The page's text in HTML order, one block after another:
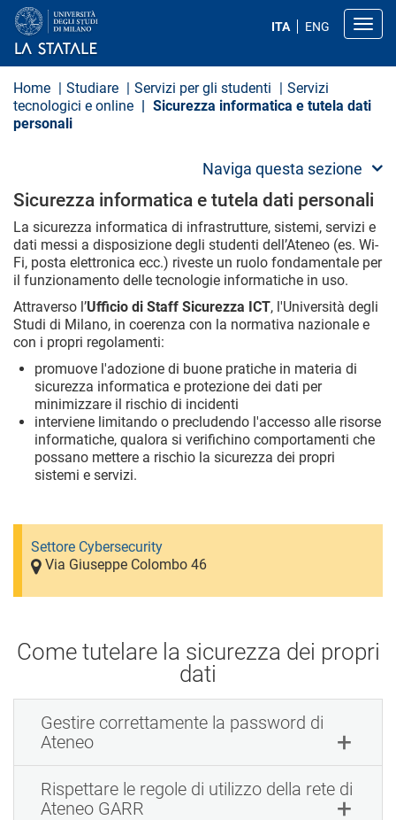
a
ITA ENG
Home Studiare Servizi per gli studenti
Servizi
tecnologici e online
Sicurezza informatica e tutela dati
personali
Naviga questa sezione
Sicurezza informatica e tutela dati personali
La sicurezza informatica di infrastrutture, sistemi, servizi e
dati messi a disposizione degli studenti dell’Ateneo (es. Wi-
Fi, posta elettronica ecc.) riveste un ruolo fondamentale per
il funzionamento delle tecnologie informatiche in uso.
Attraverso l’Ufficio di Staff Sicurezza ICT, l'Università degli
Studi di Milano, in coerenza con la normativa nazionale e
con i propri regolamenti:
promuove l'adozione di buone pratiche in materia di
sicurezza informatica e protezione dei dati per
minimizzare il rischio di incidenti
interviene limitando o precludendo l'accesso alle risorse
informatiche, qualora si verifichino comportamenti che
possano mettere a rischio la sicurezza dei propri
sistemi e servizi.
Settore Cybersecurity
Via Giuseppe Colombo 46
Come tutelare la sicurezza dei propri
dati
Gestire correttamente la password di
Ateneo
Rispettare le regole di utilizzo della rete di
Ateneo GARR